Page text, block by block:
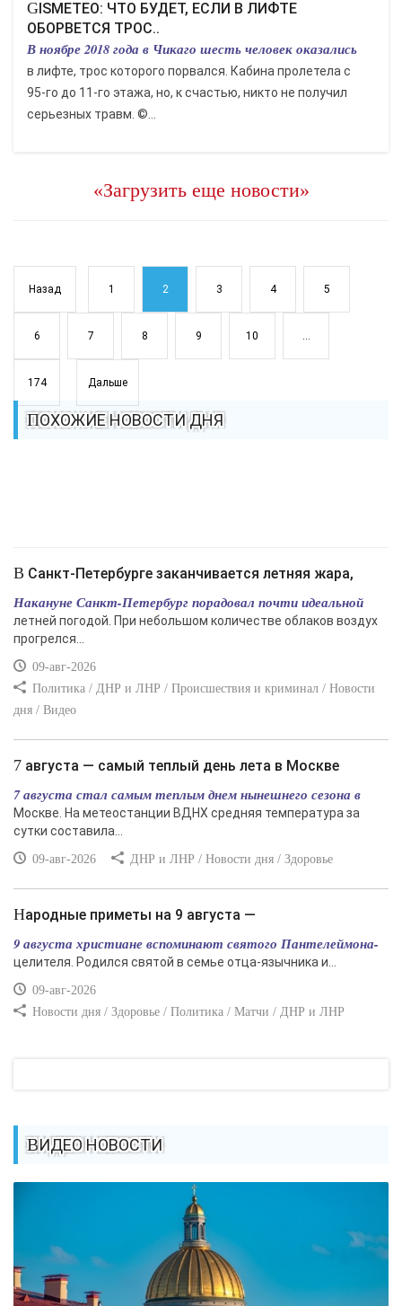
GISMETEO: ЧТО БУДЕТ, ЕСЛИ В ЛИФТЕ
ОБОРВЕТСЯ ТРОС..
В ноябре 2018 года в Чикаго шесть человек оказались
в лифте, трос которого порвался. Кабина пролетела с
95-го до 11-го этажа, но, к счастью, никто не получил
серьезных травм. ©...
«Загрузить еще новости»
Назад 1 2 3 4 5
6 7 8 9 10 ...
174 Дальше
ПОХОЖИЕ НОВОСТИ ДНЯ
В Санкт-Петербурге заканчивается летняя жара,
Накануне Санкт-Петербург порадовал почти идеальной
летней погодой. При небольшом количестве облаков воздух
прогрелся...
09-авг-2026
Политика / ДНР и ЛНР / Происшествия и криминал / Новости
дня / Видео
7 августа — самый теплый день лета в Москве
7 августа стал самым теплым днем нынешнего сезона в
Москве. На метеостанции ВДНХ средняя температура за
сутки составила...
09-авг-2026 ДНР и ЛНР / Новости дня / Здоровье
Народные приметы на 9 августа —
9 августа христиане вспоминают святого Пантелеймона-
целителя. Родился святой в семье отца-язычника и...
09-авг-2026
Новости дня / Здоровье / Политика / Матчи / ДНР и ЛНР
ВИДЕО НОВОСТИ